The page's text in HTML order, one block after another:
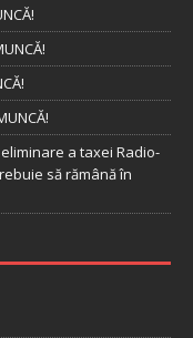
a taxei Radio-
să rămână în